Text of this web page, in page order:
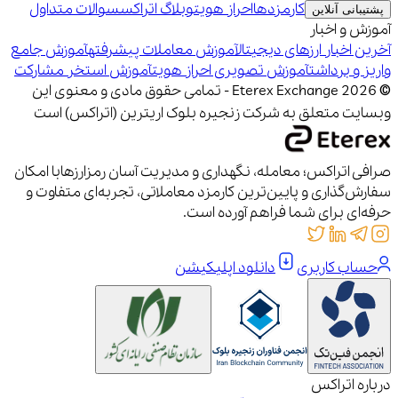
پشتیبانی آنلاین کارمزدهااحراز هویتوبلاگ اتراکسسوالات متداول
آموزش و اخبار
آخرین اخبار ارزهای دیجیتالآموزش معاملات پیشرفتهآموزش جامع
واریز و برداشتآموزش تصویری احراز هویتآموزش استخر مشارکت
© 2026 Eterex Exchange - تمامی حقوق مادی و معنوی این
وبسایت متعلق به شرکت زنجیره بلوک اریترین (اتراکس) است
صرافی اتراکس؛ معامله، نگهداری و مدیریت آسان رمزارزهابا امکان
سفارش‌گذاری و پایین‌ترین کارمزد معاملاتی، تجربه‌ای متفاوت و
حرفه‌ای برای شما فراهم آورده است.
حساب کاربری دانلود اپلیکیشن
درباره اتراکس